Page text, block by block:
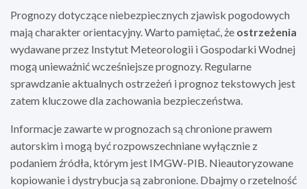
Prognozy dotyczące niebezpiecznych zjawisk pogodowych
mają charakter orientacyjny. Warto pamiętać, że ostrzeżenia
wydawane przez Instytut Meteorologii i Gospodarki Wodnej
mogą unieważnić wcześniejsze prognozy. Regularne
sprawdzanie aktualnych ostrzeżeń i prognoz tekstowych jest
zatem kluczowe dla zachowania bezpieczeństwa.
Informacje zawarte w prognozach są chronione prawem
autorskim i mogą być rozpowszechniane wyłącznie z
podaniem źródła, którym jest IMGW-PIB. Nieautoryzowane
kopiowanie i dystrybucja są zabronione. Dbajmy o rzetelność